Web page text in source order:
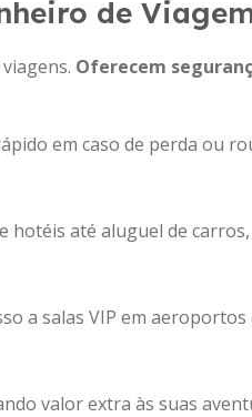
de
Oferecem
em caso de perda ou
hotéis até aluguel de
a salas VIP em
valor extra às suas